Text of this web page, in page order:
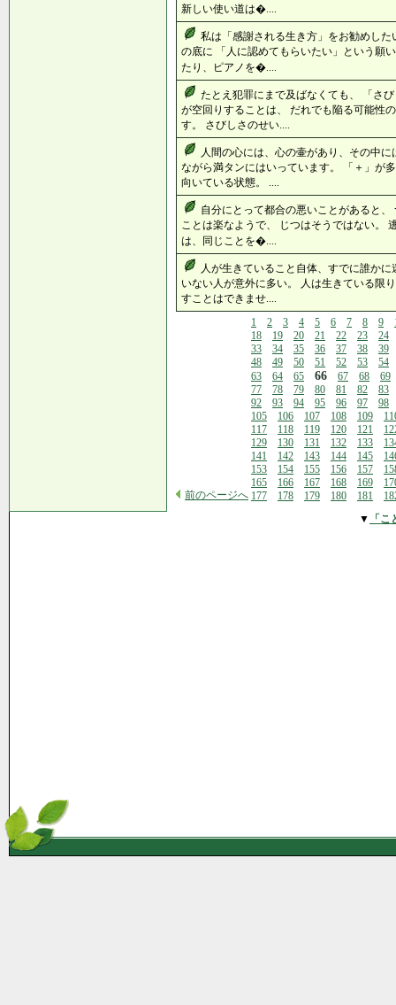
新しい使い道は�....
私は「感謝される生き方」をお勧めし
の底に 「人に認めてもらいたい」という願
たり、ピアノを�....
たとえ犯罪にまで及ばなくても、 「さ
が空回りすることは、 だれでも陥る可能性
す。 さびしさのせい....
人間の心には、心の壷があり、その中
ながら満タンにはいっています。 「＋」が
向いている状態。 ....
自分にとって都合の悪いことがあると
ことは楽なようで、 じつはそうではない。
は、同じことを�....
人が生きていること自体、すでに誰か
いない人が意外に多い。 人は生きている限
すことはできませ....
前のページへ
1 2 3 4 5 6 7 8 9
18
19 20 21 22 23
24
33
34 35 36 37 38
39
48
49 50 51 52 53
54
63
64 65 66 67 68
69
77
78 79 80 81 82
83
92
93 94 95 96 97
98
105
106 107 108 109
117
118 119 120 121
129
130 131 132 133
141
142 143 144 145
153
154 155 156 157
165
166 167 168 169
177
178 179 180 181
▼
「